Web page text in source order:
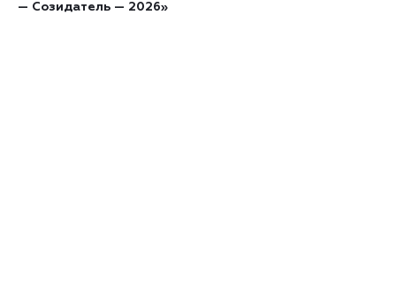
— Созидатель — 2026»